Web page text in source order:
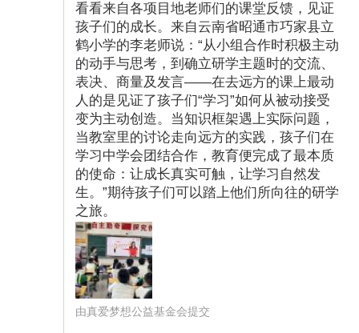
看看来自各项目地老师们的课堂反馈，见证
孩子们的成长。来自云南省昭通市巧家县立
鹤小学的李老师说：“从小组合作时积极主动
的动手与思考，到确立研学主题时的交流、
表决、商量及发言——在去远方的课上最动
人的是见证了孩子们“学习”如何从被动接受
变为主动创造。当知识框架遇上实际问题，
当教室里的讨论走向远方的实践，孩子们在
学习中学会团结合作，教育便完成了最本质
的使命：让成长真实可触，让学习自然发
生。”期待孩子们可以踏上他们所向往的研学
之旅。
由真爱梦想公益基金会提交